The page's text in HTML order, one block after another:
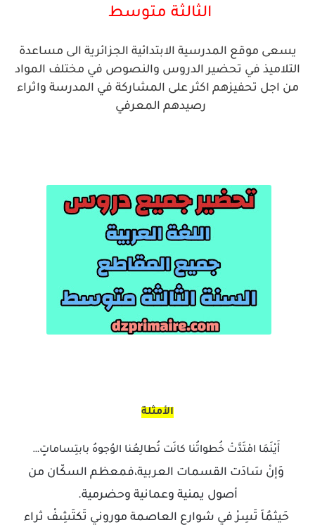
الثالثة متوسط
يسعى موقع المدرسية الابتدائية الجزائرية الى مساعدة
التلاميذ في تحضير الدروس والنصوص في مختلف المواد
من اجل تحفيزهم اكثر على المشاركة في المدرسة واثراء
رصيدهم المعرفي
الأمثلة
أَيْنَمَا امْتَدَّتْ خُطواتُنا كانَت تُطالِعُنا الوُجوهُ بابتِساماتٍ…
وَإنْ سَادَت القسمات العربية،فمعظم السكّان من
أصول يمنية وعمانية وحضرمية.
حَيثمُاَ تَسِرْ في شوارع العاصمة موروني تَكتَشِفْ ثراء